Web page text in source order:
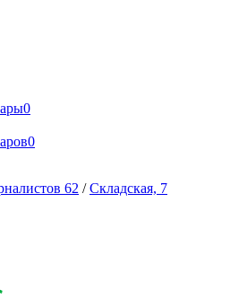
0
0
62 /Складская, 7